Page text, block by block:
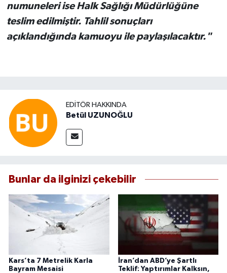
numuneleri ise Halk Sağlığı Müdürlüğüne
teslim edilmiştir. Tahlil sonuçları
açıklandığında kamuoyu ile paylaşılacaktır."
EDITÖR HAKKINDA
Betül UZUNOĞLU
Bunlar da ilginizi çekebilir
Kars’ta 7 Metrelik Karla
Bayram Mesaisi
İran’dan ABD’ye Şartlı
Teklif: Yaptırımlar Kalksın,